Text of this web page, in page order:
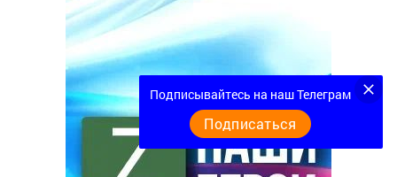
Подписывайтесь на наш Телеграм
Подписаться